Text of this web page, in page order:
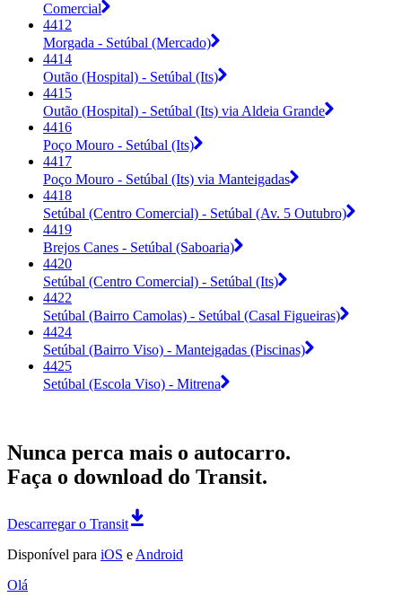
Comercial
4412
Morgada - Setúbal (Mercado)
4414
Outão (Hospital) - Setúbal (Its)
4415
Outão (Hospital) - Setúbal (Its) via Aldeia Grande
4416
Poço Mouro - Setúbal (Its)
4417
Poço Mouro - Setúbal (Its) via Manteigadas
4418
Setúbal (Centro Comercial) - Setúbal (Av. 5 Outubro)
4419
Brejos Canes - Setúbal (Saboaria)
4420
Setúbal (Centro Comercial) - Setúbal (Its)
4422
Setúbal (Bairro Camolas) - Setúbal (Casal Figueiras)
4424
Setúbal (Bairro Viso) - Manteigadas (Piscinas)
4425
Setúbal (Escola Viso) - Mitrena
Nunca perca mais o autocarro.
Faça o download do Transit.
Descarregar o Transit
Disponível para iOS e Android
Olá